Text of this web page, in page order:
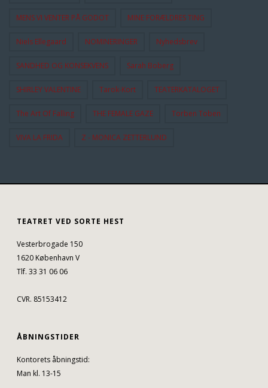
MENS VI VENTER PÅ GODOT MINE FORÆLDRES TING
Niels Ellegaard NOMINERINGER Nyhedsbrev
SANDHED OG KONSEKVENS Sarah Boberg
SHIRLEY VALENTINE Tarok-Kort TEATERKATALOGET
The Art Of Falling THE FEMALE GAZE Torben Toben
VIVA LA FRIDA Z - MONICA ZETTERLUND
TEATRET VED SORTE HEST
Vesterbrogade 150
1620 København V
Tlf. 33 31 06 06
CVR. 85153412
ÅBNINGSTIDER
Kontorets åbningstid:
Man kl. 13-15